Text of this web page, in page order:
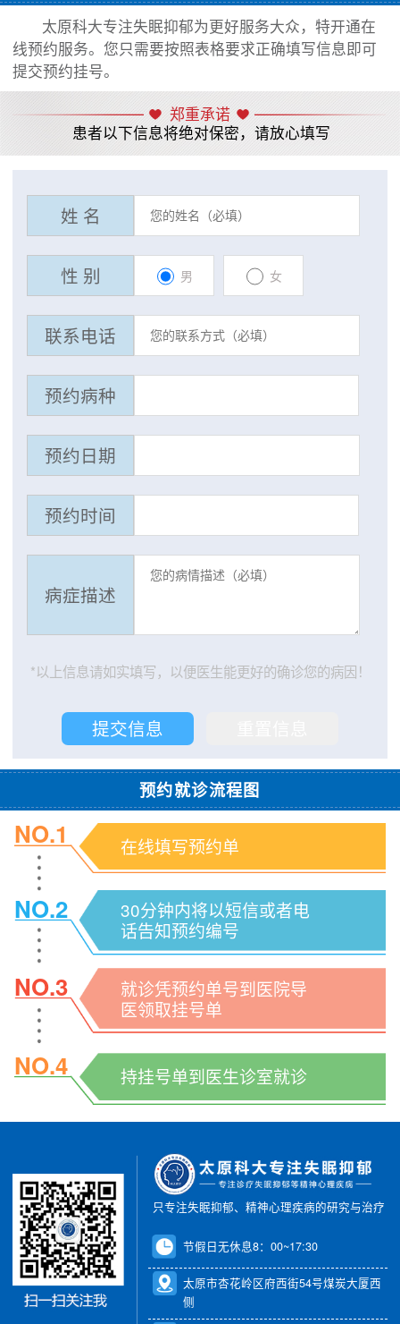
太原科大专注失眠抑郁为更好服务大众，特开通在
线预约服务。您只需要按照表格要求正确填写信息即可
提交预约挂号。
郑重承诺
患者以下信息将绝对保密，请放心填写
姓 名
性 别 男 女
联系电话
预约病种
预约日期
预约时间
病症描述
*以上信息请如实填写，以便医生能更好的确诊您的病因！
预约就诊流程图
NO.1 在线填写预约单
NO.2
30分钟内将以短信或者电
话告知预约编号
NO.3
就诊凭预约单号到医院导
医领取挂号单
NO.4 持挂号单到医生诊室就诊
只专注失眠抑郁、精神心理疾病的研究与治疗
节假日无休息8：00~17:30
太原市杏花岭区府西街54号煤炭大厦西
侧